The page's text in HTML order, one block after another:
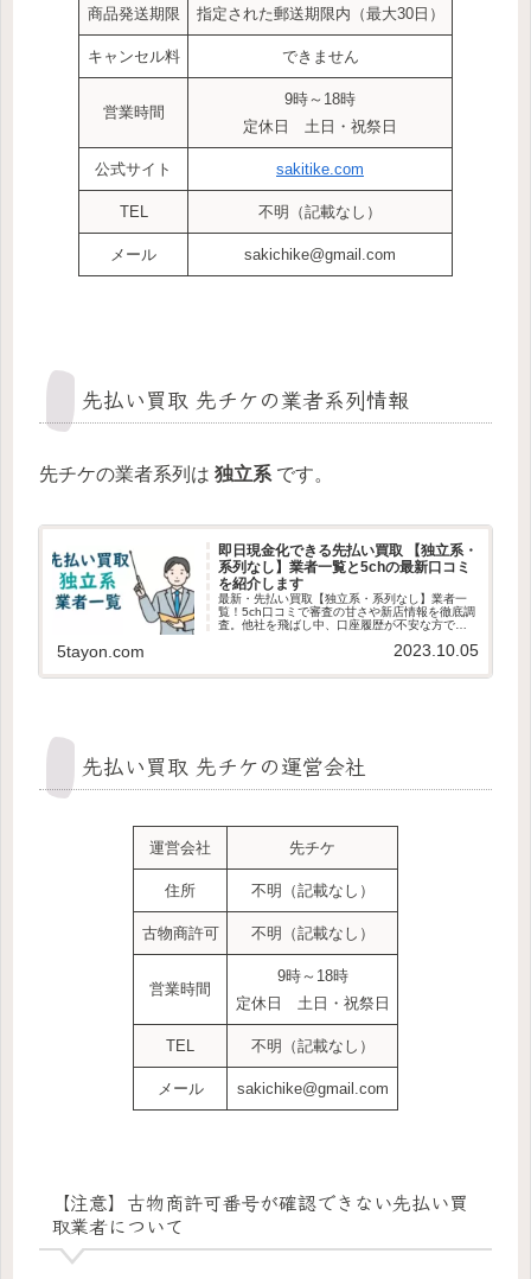
商品発送期限 指定された郵送期限内（最大30日）
キャンセル料 できません
営業時間
9時～18時
定休日 土日・祝祭日
公式サイト sakitike.com
TEL 不明（記載なし）
メール sakichike@gmail.com
先払い買取 先チケの業者系列情報
先チケの業者系列は 独立系 です。
即日現金化できる先払い買取 【独立系・
系列なし】業者一覧と5chの最新口コミ
を紹介します
最新・先払い買取【独立系・系列なし】業者一
覧！5ch口コミで審査の甘さや新店情報を徹底調
査。他社を飛ばし中、口座履歴が不安な方でも
は？最新情報を元に独自審査の業者をわかりや
5tayon.com 2023.10.05
先払い買取 先チケの運営会社
運営会社 先チケ
住所 不明（記載なし）
古物商許可 不明（記載なし）
営業時間
9時～18時
定休日 土日・祝祭日
TEL 不明（記載なし）
メール sakichike@gmail.com
【注意】古物商許可番号が確認できない先払い買
取業者について